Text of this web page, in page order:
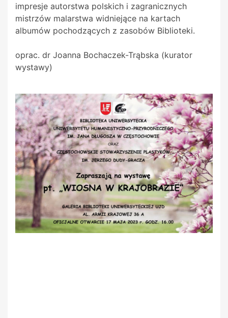
impresje autorstwa polskich i zagranicznych
mistrzów malarstwa widniejące na kartach
albumów pochodzących z zasobów Biblioteki.
oprac. dr Joanna Bochaczek-Trąbska (kurator
wystawy)